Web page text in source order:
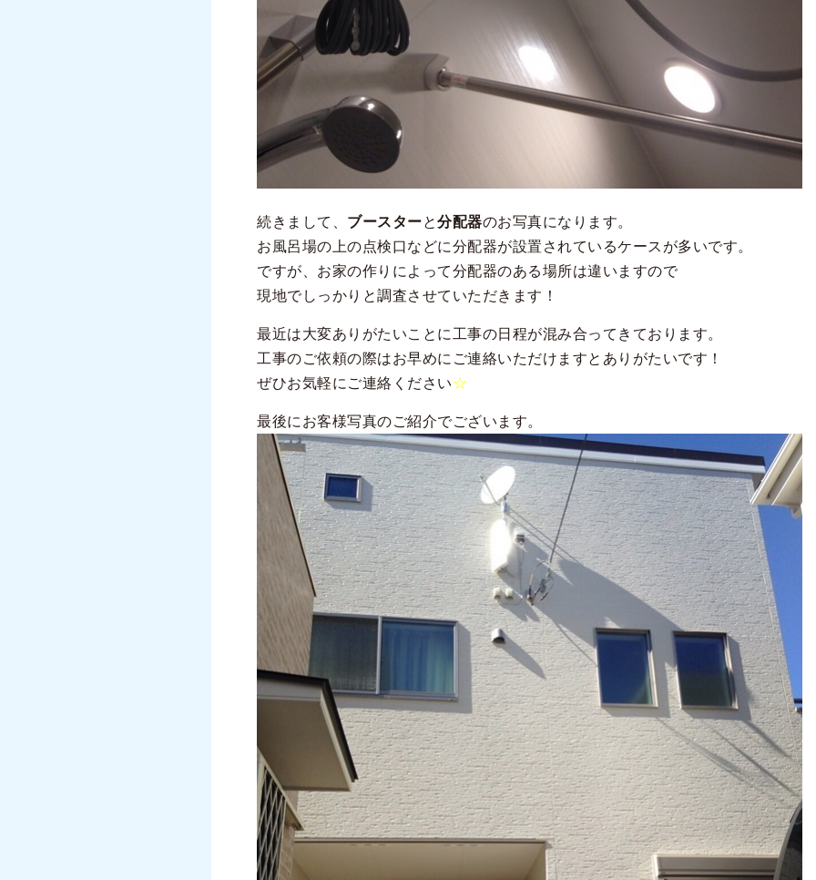
続きまして、 ブースターと分配器のお写真になります。
お風呂場の上の点検口などに分配器が設置されているケースが多いです。
ですが、お家の作りによって分配器のある場所は違いますので
現地でしっかりと調査させていただきます！
最近は大変ありがたいことに工事の日程が混み合ってきております。
工事のご依頼の際はお早めにご連絡いただけますとありがたいです！
ぜひお気軽にご連絡ください☆
最後にお客様写真のご紹介でございます。